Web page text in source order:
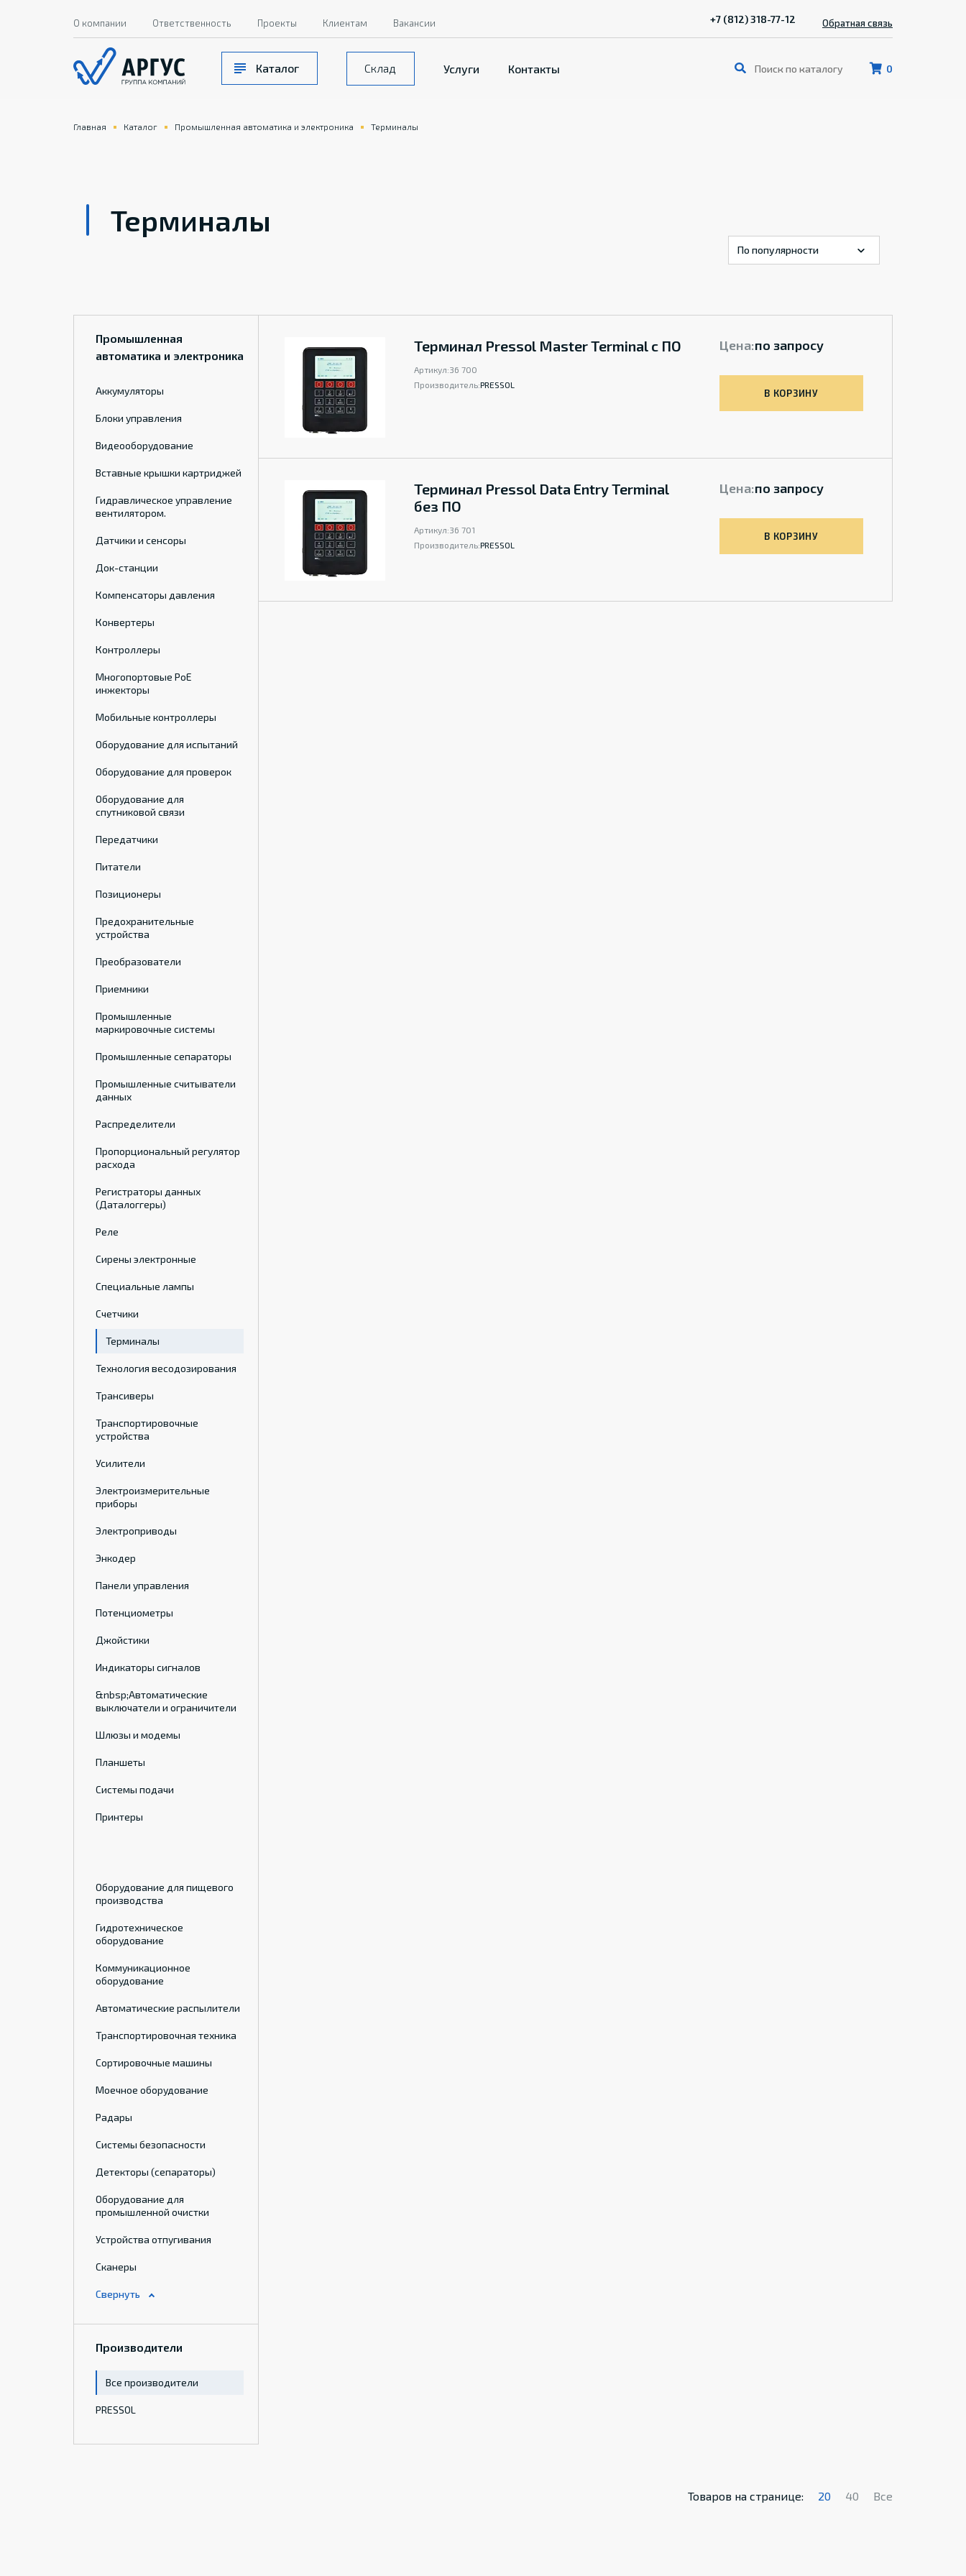
0
Каталог Склад Услуги Контакты
О компании Ответственность Проекты Клиентам Вакансии +7 (812) 318-77-12 Обратная связь
Главная Каталог Промышленная автоматика и электроника Терминалы
Терминалы
Промышленная
автоматика и электроника
Аккумуляторы
Блоки управления
Видеооборудование
Вставные крышки картриджей
Гидравлическое управление
вентилятором.
Датчики и сенсоры
Док-станции
Компенсаторы давления
Конвертеры
Контроллеры
Многопортовые PoE
инжекторы
Мобильные контроллеры
Оборудование для испытаний
Оборудование для проверок
Оборудование для
спутниковой связи
Передатчики
Питатели
Позиционеры
Предохранительные
устройства
Преобразователи
Приемники
Промышленные
маркировочные системы
Промышленные сепараторы
Промышленные считыватели
данных
Распределители
Пропорциональный регулятор
расхода
Регистраторы данных
(Даталоггеры)
Реле
Сирены электронные
Специальные лампы
Счетчики
Терминалы
Технология весодозирования
Трансиверы
Транспортировочные
устройства
Усилители
Электроизмерительные
приборы
Электроприводы
Энкодер
Панели управления
Потенциометры
Джойстики
Индикаторы сигналов
&nbsp;Автоматические
выключатели и ограничители
Шлюзы и модемы
Планшеты
Системы подачи
Принтеры
Оборудование для пищевого
производства
Гидротехническое
оборудование
Коммуникационное
оборудование
Автоматические распылители
Транспортировочная техника
Cортировочные машины
Моечное оборудование
Радары
Системы безопасности
Детекторы (сепараторы)
Оборудование для
промышленной очистки
Устройства отпугивания
Сканеры
Производители
Все производители
PRESSOL
Терминал Pressol Master Terminal с ПО
Артикул:36 700
Производитель:PRESSOL
Цена:по запросу
В КОРЗИНУ
Терминал Pressol Data Entry Terminal
без ПО
Артикул:36 701
Производитель:PRESSOL
Цена:по запросу
В КОРЗИНУ
Товаров на странице: 20 40 Все